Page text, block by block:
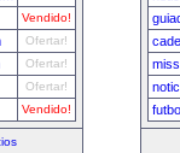
Vendido!
Ofertar!
Ofertar!
Ofertar!
Vendido!